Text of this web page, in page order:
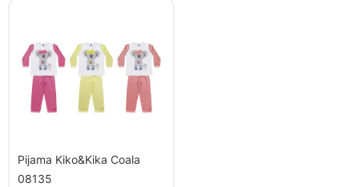
Pijama Kiko&Kika Coala
08135